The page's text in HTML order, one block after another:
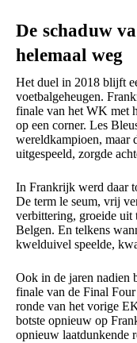
De schaduw
helemaal weg
Het duel in 2018 blijft
voetbalgeheugen.
finale van het WK met
op een corner. Les
wereldkampioen, maar
uitgespeeld, zorgde
In Frankrijk werd daar
De term le seum, vrij
verbittering, groeide uit
Belgen. En telkens
kwelduivel speelde,
Ook in de jaren nadien
finale van de Final
ronde van het vorige
botste opnieuw op
opnieuw laatdunkende